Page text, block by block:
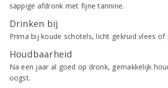
sappige afdronk met fijne tannine.
Drinken bij
Prima bij koude schotels, licht gekruid vlees
Houdbaarheid
Na een jaar al goed op dronk, gemakkelijk
oogst.